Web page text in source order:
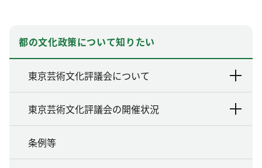
都の文化政策について知りたい
東京芸術文化評議会について
東京芸術文化評議会の開催状況
条例等